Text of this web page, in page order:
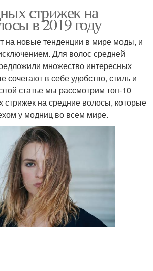
стрижек на
в 2019 году
на новые тенденции в мире моды, и
Для волос средней
множество интересных
сочетают в себе удобство, стиль и
статье мы рассмотрим топ-10
на средние волосы, которые
у модниц во всем мире.